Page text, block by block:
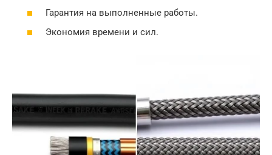
Гарантия на выполненные работы.
Экономия времени и сил.